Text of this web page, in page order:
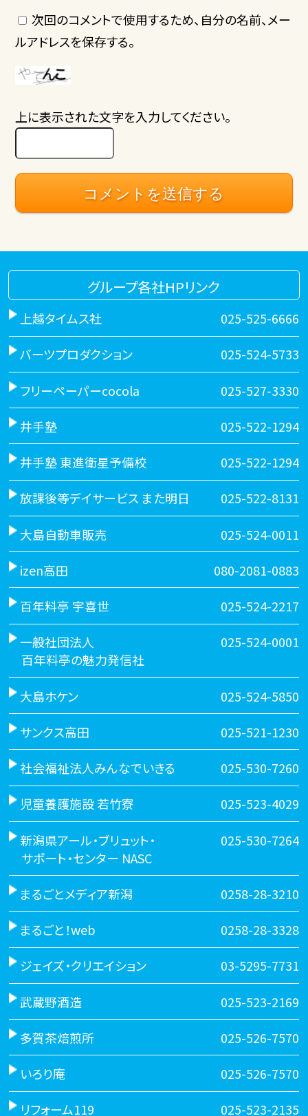
次回のコメントで使用するため、自分の名前、メー
ルアドレスを保存する。
上に表示された文字を入力してください。
グループ各社HPリンク
上越タイムス社 025-525-6666
バーツプロダクション 025-524-5733
フリーペーパーcocola 025-527-3330
井手塾 025-522-1294
井手塾 東進衛星予備校 025-522-1294
放課後等デイサービス また明日 025-522-8131
大島自動車販売 025-524-0011
izen高田 080-2081-0883
百年料亭 宇喜世 025-524-2217
一般社団法人
百年料亭の魅力発信社
025-524-0001
大島ホケン 025-524-5850
サンクス高田 025-521-1230
社会福祉法人みんなでいきる 025-530-7260
児童養護施設 若竹寮 025-523-4029
新潟県アール・ブリュット・
サポート・センター NASC
025-530-7264
まるごとメディア新潟 0258-28-3210
まるごと！web 0258-28-3328
ジェイズ・クリエイション 03-5295-7731
武蔵野酒造 025-523-2169
多賀茶焙煎所 025-526-7570
いろり庵 025-526-7570
リフォーム119 025-523-2135